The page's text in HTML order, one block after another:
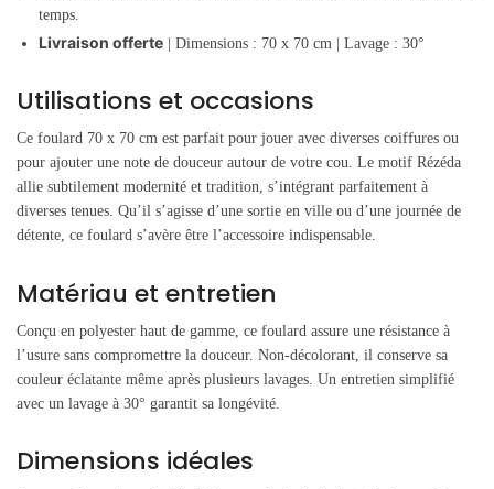
temps.
Livraison offerte | Dimensions : 70 x 70 cm | Lavage : 30°
Utilisations et occasions
Ce foulard 70 x 70 cm est parfait pour jouer avec diverses coiffures ou
pour ajouter une note de douceur autour de votre cou. Le motif Rézéda
allie subtilement modernité et tradition, s’intégrant parfaitement à
diverses tenues. Qu’il s’agisse d’une sortie en ville ou d’une journée de
détente, ce foulard s’avère être l’accessoire indispensable.
Matériau et entretien
Conçu en polyester haut de gamme, ce foulard assure une résistance à
l’usure sans compromettre la douceur. Non-décolorant, il conserve sa
couleur éclatante même après plusieurs lavages. Un entretien simplifié
avec un lavage à 30° garantit sa longévité.
Dimensions idéales